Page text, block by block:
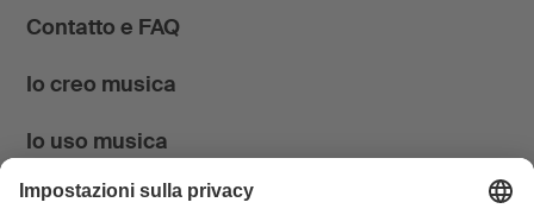
Contatto e FAQ
Io creo musica
Io uso musica
News & Agenda